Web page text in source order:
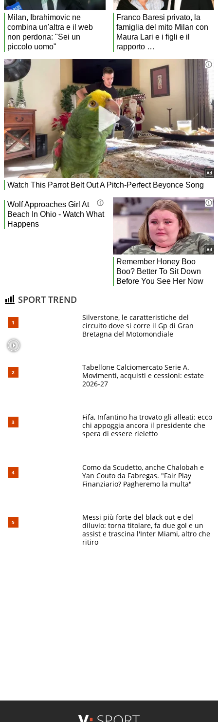
SPORT TREND
Silverstone, le caratteristiche del
circuito dove si corre il Gp di Gran
Bretagna del Motomondiale
Tabellone Calciomercato Serie A.
Movimenti, acquisti e cessioni: estate
2026-27
Fifa, Infantino ha trovato gli alleati: ecco
chi appoggia ancora il presidente che
spera di essere rieletto
Como da Scudetto, anche Chalobah e
Yan Couto da Fabregas. "Fair Play
Finanziario? Pagheremo la multa"
Messi più forte del black out e del
diluvio: torna titolare, fa due gol e un
assist e trascina l'Inter Miami, altro che
ritiro